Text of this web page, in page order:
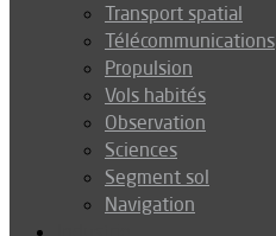
Transport spatial
Télécommunications
Propulsion
Vols habités
Observation
Sciences
Segment sol
Navigation